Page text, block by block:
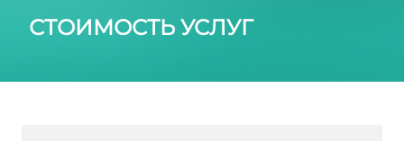
СТОИМОСТЬ УСЛУГ